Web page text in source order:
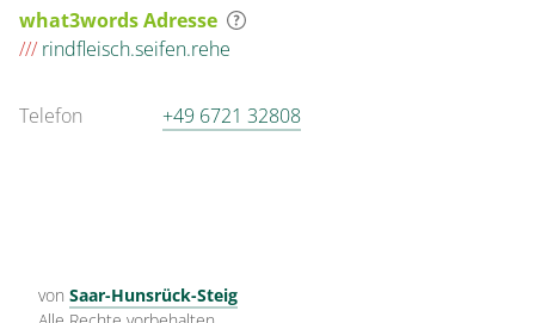
what3words Adresse
/// rindfleisch.seifen.rehe
Telefon +49 6721 32808
von Saar-Hunsrück-Steig